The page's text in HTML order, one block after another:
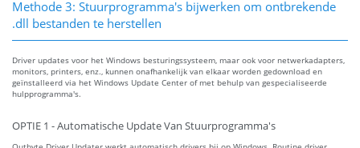
Methode 3: Stuurprogramma's bijwerken om ontbrekende
.dll bestanden te herstellen
Driver updates voor het Windows besturingssysteem, maar ook voor netwerkadapters,
monitors, printers, enz., kunnen onafhankelijk van elkaar worden gedownload en
geïnstalleerd via het Windows Update Center of met behulp van gespecialiseerde
hulpprogramma's.
OPTIE 1 - Automatische Update Van Stuurprogramma's